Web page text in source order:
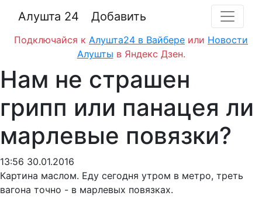
Алушта 24 Добавить
Подключайся к Алушта24 в Вайбере или Новости
Алушты в Яндекс Дзен.
Нам не страшен
грипп или панацея ли
марлевые повязки?
13:56 30.01.2016
Картина маслом. Еду сегодня утром в метро, треть
вагона точно - в марлевых повязках.